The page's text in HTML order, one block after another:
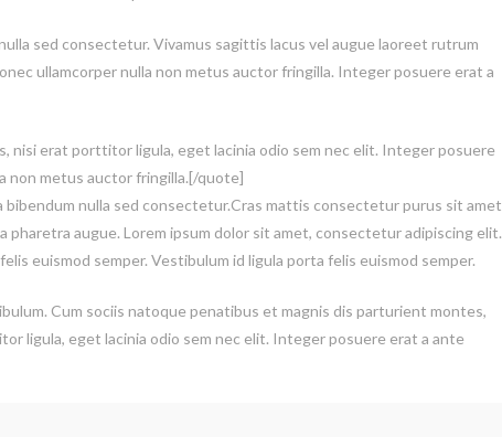
sed consectetur. Vivamus sagittis lacus vel augue laoreet rutrum
ullamcorper nulla non metus auctor fringilla. Integer posuere erat a
nisi erat porttitor ligula, eget lacinia odio sem nec elit. Integer posuere
non metus auctor fringilla.[/quote]
nulla sed consectetur.Cras mattis consectetur purus sit amet
augue. Lorem ipsum dolor sit amet, consectetur adipiscing elit.
euismod semper. Vestibulum id ligula porta felis euismod semper.
Cum sociis natoque penatibus et magnis dis parturient montes,
ligula, eget lacinia odio sem nec elit. Integer posuere erat a ante